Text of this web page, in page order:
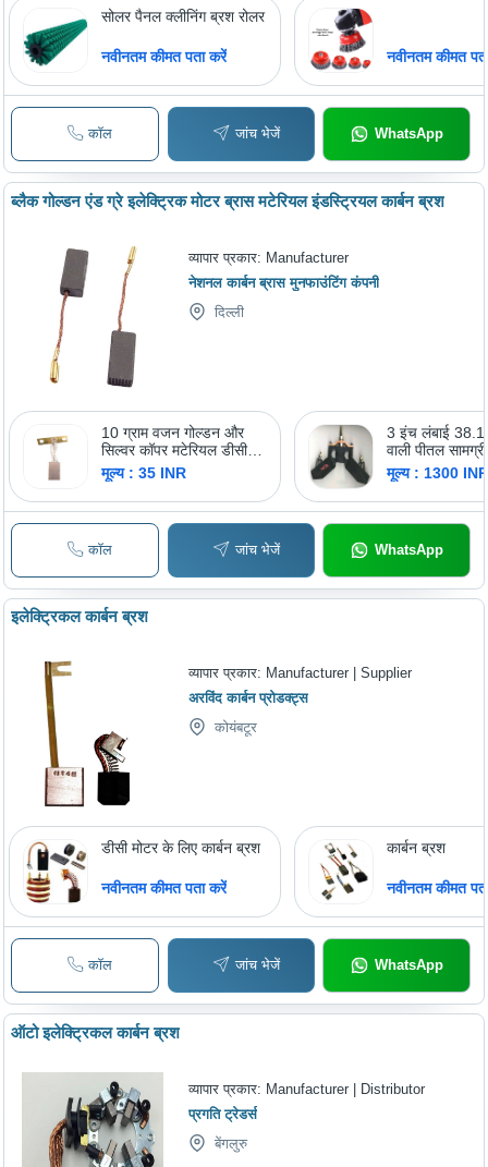
सोलर पैनल क्लीनिंग ब्रश रोलर
नवीनतम कीमत पता करें नवीनतम कीमत
कॉल जांच भेजें WhatsApp
ब्लैक गोल्डन एंड ग्रे इलेक्ट्रिक मोटर ब्रास मटेरियल इंडस्ट्रियल कार्बन ब्रश
व्यापार प्रकार: Manufacturer
नेशनल कार्बन ब्रास मुनफाउंटिंग कंपनी
दिल्ली
10 ग्राम वजन गोल्डन और
सिल्वर कॉपर मटेरियल डीसी
मोटर कार्बन ब्रश
मूल्य : 35 INR
3 इंच लंबाई 38.1
वाली पीतल
ब्रश धारक
मूल्य : 1300
कॉल जांच भेजें WhatsApp
इलेक्ट्रिकल कार्बन ब्रश
व्यापार प्रकार: Manufacturer | Supplier
अरविंद कार्बन प्रोडक्ट्स
कोयंबटूर
डीसी मोटर के लिए कार्बन ब्रश
नवीनतम कीमत पता करें
कार्बन ब्रश
नवीनतम कीमत
कॉल जांच भेजें WhatsApp
ऑटो इलेक्ट्रिकल कार्बन ब्रश
व्यापार प्रकार: Manufacturer | Distributor
प्रगति ट्रेडर्स
बेंगलुरु